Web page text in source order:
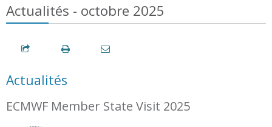
Actualités - octobre 2025
Actualités
ECMWF Member State Visit 2025